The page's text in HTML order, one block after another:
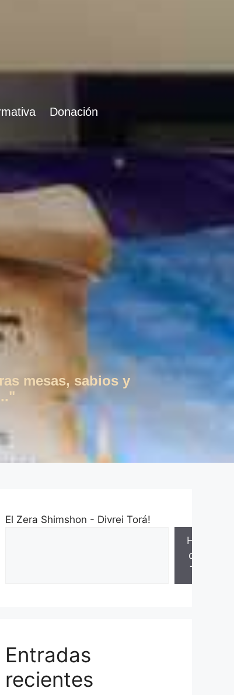
Donación
mesas, sabios y
El Zera Shimshon - Divrei Torá!
Hojas
de la
Torá
Entradas
recientes